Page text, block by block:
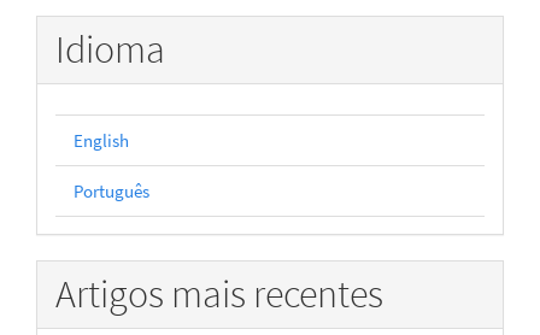
Idioma
English
Português
Artigos mais recentes